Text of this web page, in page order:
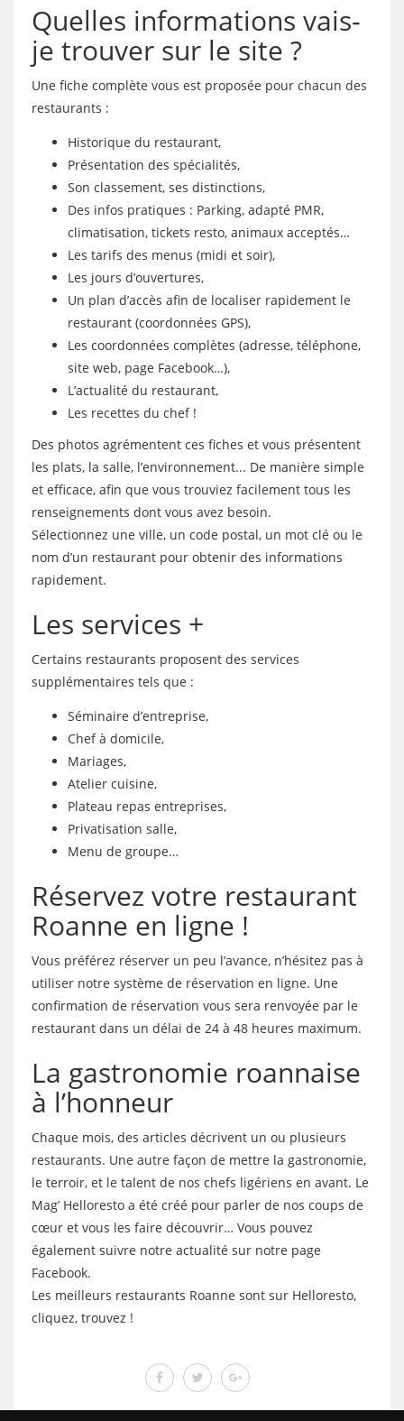
Quelles informations vais-
je trouver sur le site ?
Une fiche complète vous est proposée pour chacun des
restaurants :
Historique du restaurant,
Présentation des spécialités,
Son classement, ses distinctions,
Des infos pratiques : Parking, adapté PMR,
climatisation, tickets resto, animaux acceptés…
Les tarifs des menus (midi et soir),
Les jours d’ouvertures,
Un plan d’accès afin de localiser rapidement le
restaurant (coordonnées GPS),
Les coordonnées complètes (adresse, téléphone,
site web, page Facebook…),
L’actualité du restaurant,
Les recettes du chef !
Des photos agrémentent ces fiches et vous présentent
les plats, la salle, l’environnement... De manière simple
et efficace, afin que vous trouviez facilement tous les
renseignements dont vous avez besoin.
Sélectionnez une ville, un code postal, un mot clé ou le
nom d’un restaurant pour obtenir des informations
rapidement.
Les services +
Certains restaurants proposent des services
supplémentaires tels que :
Séminaire d’entreprise,
Chef à domicile,
Mariages,
Atelier cuisine,
Plateau repas entreprises,
Privatisation salle,
Menu de groupe…
Réservez votre restaurant
Roanne en ligne !
Vous préférez réserver un peu l’avance, n’hésitez pas à
utiliser notre système de réservation en ligne. Une
confirmation de réservation vous sera renvoyée par le
restaurant dans un délai de 24 à 48 heures maximum.
La gastronomie roannaise
à l’honneur
Chaque mois, des articles décrivent un ou plusieurs
restaurants. Une autre façon de mettre la gastronomie,
le terroir, et le talent de nos chefs ligériens en avant. Le
Mag’ Helloresto a été créé pour parler de nos coups de
cœur et vous les faire découvrir… Vous pouvez
également suivre notre actualité sur notre page
Facebook.
Les meilleurs restaurants Roanne sont sur Helloresto,
cliquez, trouvez !